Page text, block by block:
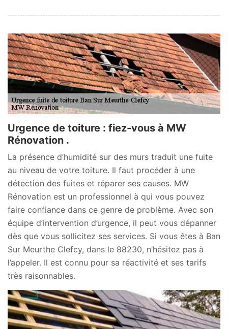
Urgence de toiture : fiez-vous à MW
Rénovation .
La présence d’humidité sur des murs traduit une fuite
au niveau de votre toiture. Il faut procéder à une
détection des fuites et réparer ses causes. MW
Rénovation est un professionnel à qui vous pouvez
faire confiance dans ce genre de problème. Avec son
équipe d’intervention d’urgence, il peut vous dépanner
dès que vous sollicitez ses services. Si vous êtes à Ban
Sur Meurthe Clefcy, dans le 88230, n’hésitez pas à
l’appeler. Il est connu pour sa réactivité et ses tarifs
très raisonnables.